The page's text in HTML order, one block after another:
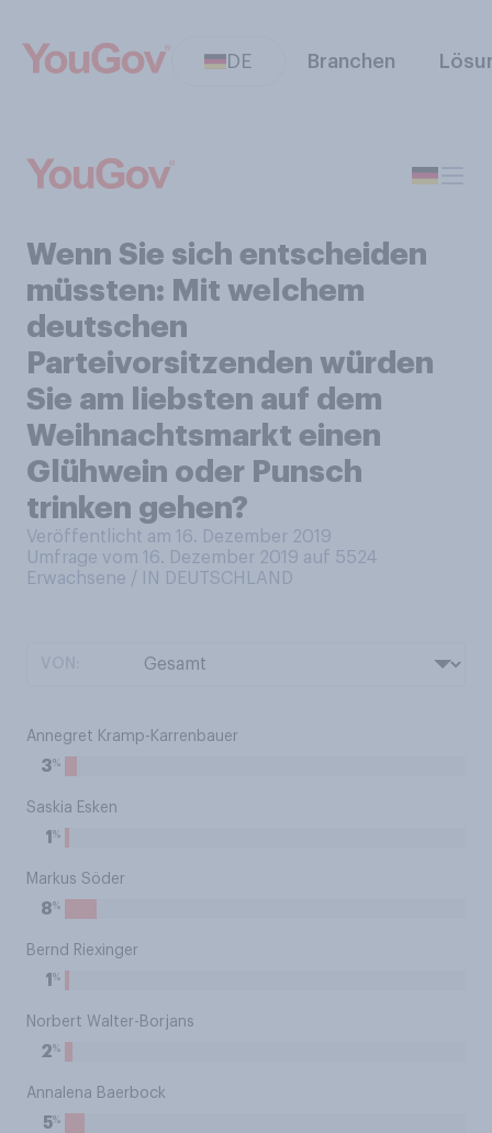
DE Branchen
Wenn Sie sich entscheiden
müssten: Mit welchem
deutschen
Parteivorsitzenden würden
Sie am liebsten auf dem
Weihnachtsmarkt einen
Glühwein oder Punsch
trinken gehen?
Veröffentlicht am 16. Dezember 2019
Umfrage vom 16. Dezember 2019 auf 5524
Erwachsene / IN DEUTSCHLAND
Annegret Kramp-Karrenbauer
3%
Saskia Esken
1 %
Markus Söder
8%
Bernd Riexinger
1 %
Norbert Walter-Borjans
2%
Annalena Baerbock
5%